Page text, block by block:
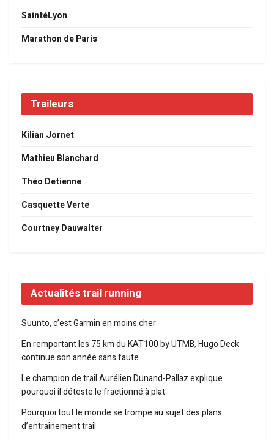
SaintéLyon
Marathon de Paris
Traileurs
Kilian Jornet
Mathieu Blanchard
Théo Detienne
Casquette Verte
Courtney Dauwalter
Actualités trail running
Suunto, c’est Garmin en moins cher
En remportant les 75 km du KAT100 by UTMB, Hugo Deck
continue son année sans faute
Le champion de trail Aurélien Dunand-Pallaz explique
pourquoi il déteste le fractionné à plat
Pourquoi tout le monde se trompe au sujet des plans
d’entraînement trail